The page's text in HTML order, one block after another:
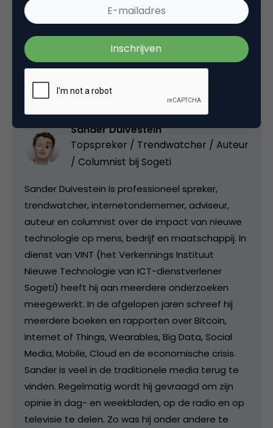
Deel dit artikel
Kopieer link
Sander Duivestein
Topspreker / Trendwatcher / Auteur
/ Columnist bij Sogeti
Sander Duivestein is professioneel spreker,
trendwatcher, internetondernemer, adviseur,
auteur en columnist over de impact van nieuwe
technologie op mens, bedrijf en maatschappij. In
dienst van VINT (het Verkennings Instituut
Nieuwe Technologie van ICT-dienstverlener
Sogeti) heeft hij aan meerdere onderzoeken
meegewerkt. In de afgelopen jaren schreef hij
meerdere boeken en rapporten over Bitcoin,
Internet of Things, Wearables, Big Data, Social
Media, Mobile, Cloud en de economische crisis.
Sander is veel in de traditionele media terug te
vinden. Regelmatig wordt hij gevraagd om zijn
opinie in dag- en weekbladen, op de radio en op
televisie te delen. Zo was hij onder andere te